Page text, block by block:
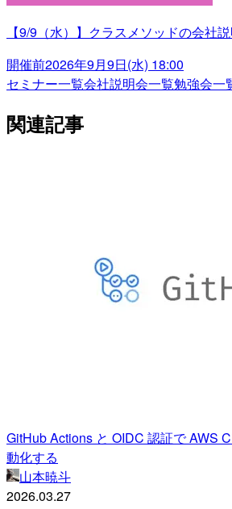
【9/9（水）】クラスメソッドの会社
開催前2026年9月9日(水) 18:00
セミナー一覧会社説明会一覧勉強会一
関連記事
GitHub Actions と OIDC 認証で AWS
動化する
山本暁斗
2026.03.27